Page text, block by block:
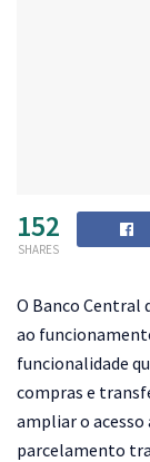
152
SHARES
O Banco Central
ao
funcionalidade
compras e
ampliar o
parcelamento